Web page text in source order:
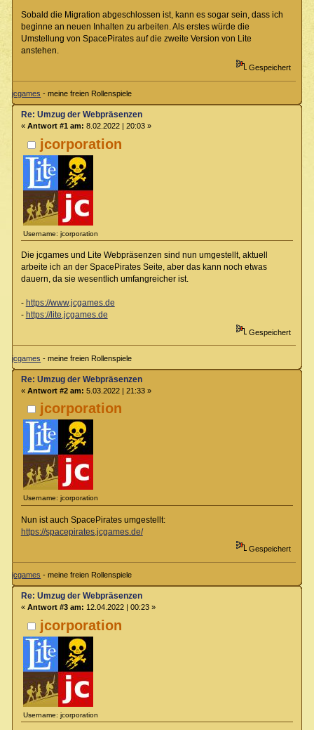
Sobald die Migration abgeschlossen ist, kann es sogar sein, dass ich
beginne an neuen Inhalten zu arbeiten. Als erstes würde die
Umstellung von SpacePirates auf die zweite Version von Lite
anstehen.
Gespeichert
jcgames - meine freien Rollenspiele
jcorporation
Username: jcorporation
Re: Umzug der Webpräsenzen
« Antwort #1 am: 8.02.2022 | 20:03 »
Die jcgames und Lite Webpräsenzen sind nun umgestellt, aktuell
arbeite ich an der SpacePirates Seite, aber das kann noch etwas
dauern, da sie wesentlich umfangreicher ist.
- https://www.jcgames.de
- https://lite.jcgames.de
Gespeichert
jcgames - meine freien Rollenspiele
jcorporation
Username: jcorporation
Re: Umzug der Webpräsenzen
« Antwort #2 am: 5.03.2022 | 21:33 »
Nun ist auch SpacePirates umgestellt:
https://spacepirates.jcgames.de/
Gespeichert
jcgames - meine freien Rollenspiele
jcorporation
Username: jcorporation
Re: Umzug der Webpräsenzen
« Antwort #3 am: 12.04.2022 | 00:23 »